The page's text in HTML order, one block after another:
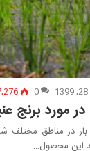
0
مورد برنج
بار در مناطق مختلف
این محصول…